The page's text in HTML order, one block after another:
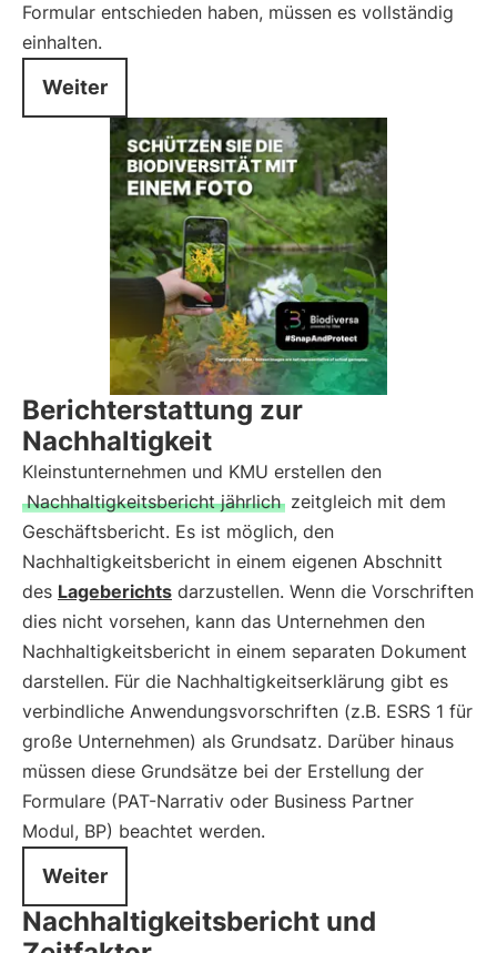
Formular entschieden haben, müssen es vollständig
einhalten.
Weiter
Berichterstattung zur
Nachhaltigkeit
Kleinstunternehmen und KMU erstellen den
Nachhaltigkeitsbericht jährlich zeitgleich mit dem
Geschäftsbericht. Es ist möglich, den
Nachhaltigkeitsbericht in einem eigenen Abschnitt
des Lageberichts darzustellen. Wenn die Vorschriften
dies nicht vorsehen, kann das Unternehmen den
Nachhaltigkeitsbericht in einem separaten Dokument
darstellen. Für die Nachhaltigkeitserklärung gibt es
verbindliche Anwendungsvorschriften (z.B. ESRS 1 für
große Unternehmen) als Grundsatz. Darüber hinaus
müssen diese Grundsätze bei der Erstellung der
Formulare (PAT-Narrativ oder Business Partner
Modul, BP) beachtet werden.
Weiter
Nachhaltigkeitsbericht und